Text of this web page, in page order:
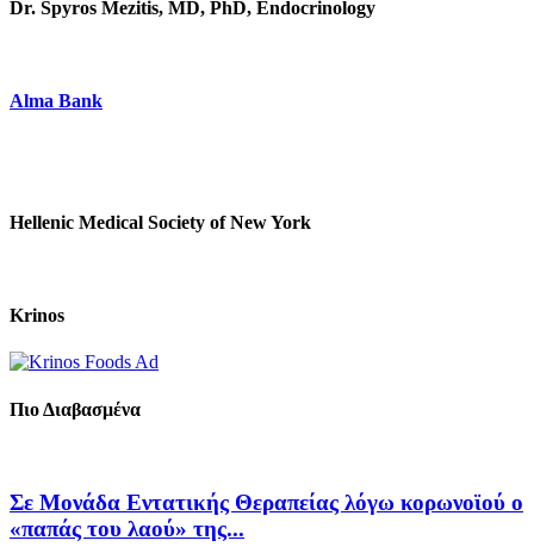
Dr. Spyros Mezitis, MD, PhD, Endocrinology
Alma Bank
Hellenic Medical Society of New York
Krinos
Πιο Διαβασμένα
Σε Μονάδα Εντατικής Θεραπείας λόγω κορωνοϊού ο
«παπάς του λαού» της...